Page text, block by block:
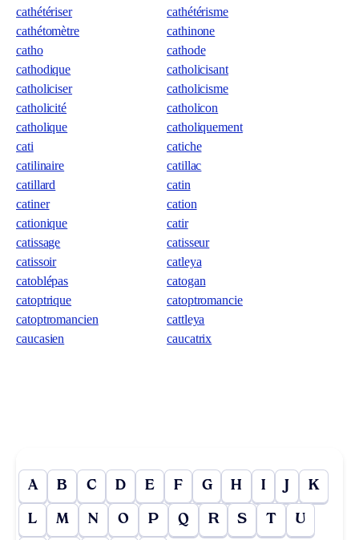
cathétériser
cathétérisme
cathétomètre
cathinone
catho
cathode
cathodique
catholicisant
catholiciser
catholicisme
catholicité
catholicon
catholique
catholiquement
cati
catiche
catilinaire
catillac
catillard
catin
catiner
cation
cationique
catir
catissage
catisseur
catissoir
catleya
catoblépas
catogan
catoptrique
catoptromancie
catoptromancien
cattleya
caucasien
caucatrix
A B C D E F G H I J K
L M N O P Q R S T U